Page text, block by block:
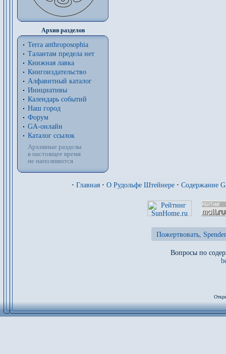
Архив разделов
Terra anthroposophia
Талантам предела нет
Книжная лавка
Книгоиздательство
Алфавитный каталог
Инициативы
Календарь событий
Наш город
Форум
GA-онлайн
Каталог ссылок
Архивные разделы
в настоящее время
не наполняются
· Главная · О Рудольфе Штейнере · Содержание
Пожертвовать,
Вопросы по